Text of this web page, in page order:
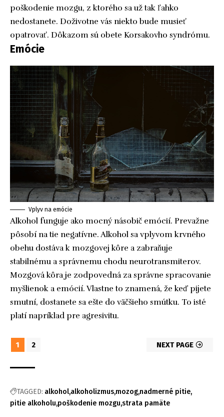
poškodenie mozgu, z ktorého sa už tak ľahko
nedostanete. Doživotne vás niekto bude musieť
opatrovať. Dôkazom sú obete Korsakovho syndrómu.
Emócie
Vplyv na emócie
Alkohol funguje ako mocný násobič emócií. Prevažne
pôsobí na tie negatívne. Alkohol sa vplyvom krvného
obehu dostáva k mozgovej kôre a zabraňuje
stabilnému a správnemu chodu neurotransmiterov.
Mozgová kôra je zodpovedná za správne spracovanie
myšlienok a emócií. Vlastne to znamená, že keď pijete
smutní, dostanete sa ešte do väčšieho smútku. To isté
platí napríklad pre agresivitu.
1 2 NEXT PAGE
TAGGED: alkohol alkoholizmus mozog nadmerné pitie
pitie alkoholu poškodenie mozgu strata pamäte